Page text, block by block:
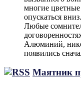
многие цветные
опускаться
Любые
Алюминий,
появились
Маятник